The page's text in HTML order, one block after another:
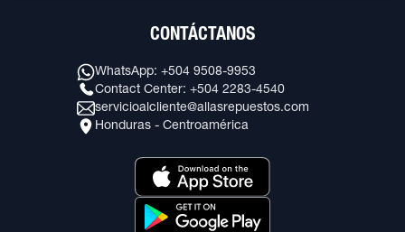
CONTÁCTANOS
WhatsApp: +504 9508-9953
Contact Center: +504 2283-4540
servicioalcliente@allasrepuestos.com
Honduras - Centroamérica